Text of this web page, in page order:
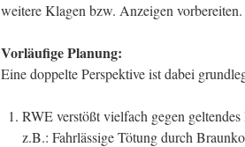
weitere Klagen bzw. Anzeigen vorbereiten.
Vorläufige Planung:
Eine doppelte Perspektive ist dabei
RWE verstößt vielfach gegen
z.B.: Fahrlässige Tötung durch